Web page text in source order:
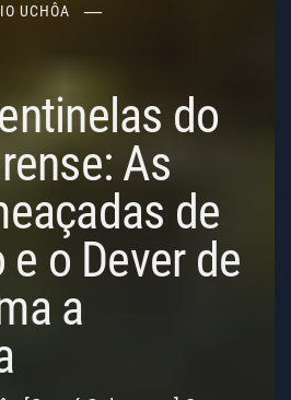
UCHÔA
do
As
de
e o Dever de
a